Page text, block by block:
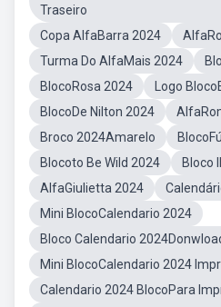
Traseiro
Copa AlfaBarra 2024
Turma Do AlfaMais 2024
BlocoRosa 2024
Logo
BlocoDe Nilton 2024
Broco 2024Amarelo
Blocoto Be Wild 2024
Bloco
AlfaGiulietta 2024
Mini BlocoCalendario 2024
Bloco Calendario
Mini BlocoCalendario 2024
Calendario 2024 BlocoPara